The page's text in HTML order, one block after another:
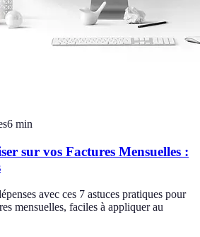
6 min
sur vos Factures Mensuelles :
avec ces 7 astuces pratiques pour
mensuelles, faciles à appliquer au